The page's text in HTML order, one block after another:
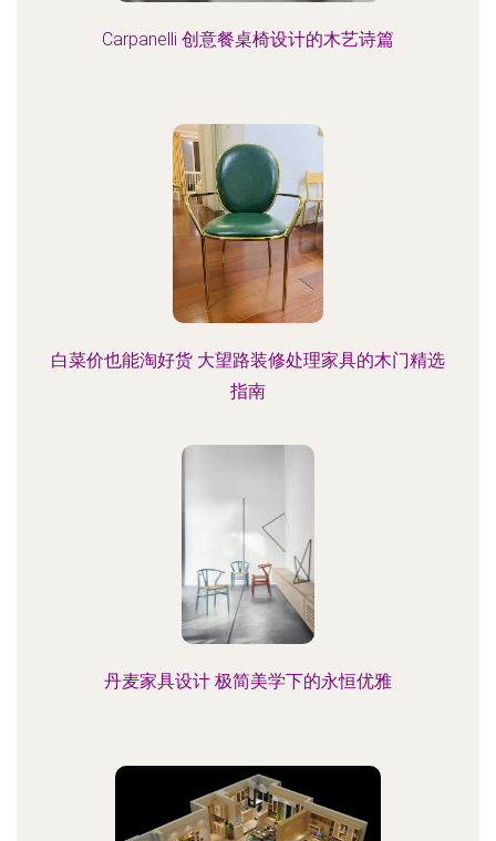
Carpanelli 创意餐桌椅设计的木艺诗篇
白菜价也能淘好货 大望路装修处理家具的木门精选
指南
丹麦家具设计 极简美学下的永恒优雅